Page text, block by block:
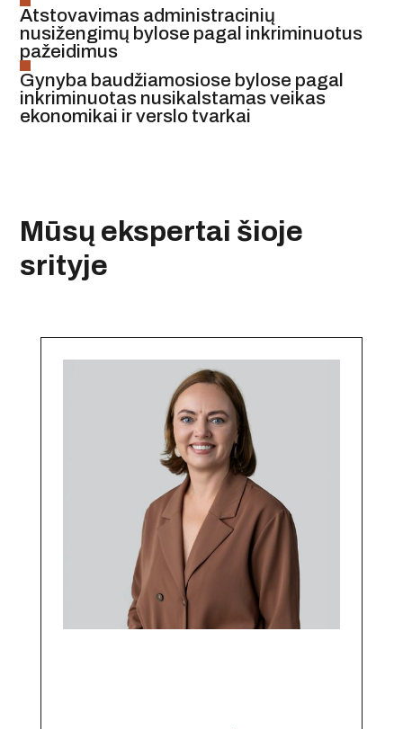
Atstovavimas administracinių
nusižengimų bylose pagal inkriminuotus
pažeidimus
Gynyba baudžiamosiose bylose pagal
inkriminuotas nusikalstamas veikas
ekonomikai ir verslo tvarkai
Mūsų ekspertai šioje
srityje